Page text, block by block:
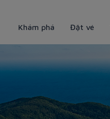
Khám phá Đặt vé